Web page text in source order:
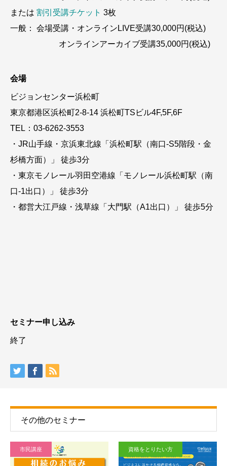
または 割引受講チケット 3枚
一般： 会場受講・オンラインLIVE受講30,000円(税込)
オンラインアーカイブ受講35,000円(税込)
会場
ビジョンセンター浜松町
東京都港区浜松町2-8-14 浜松町TSビル4F,5F,6F
TEL：03-6262-3553
・JR山手線・京浜東北線「浜松町駅（南口-S5階段・金
杉橋方面）」 徒歩3分
・東京モノレール羽田空港線「モノレール浜松町駅（南
口-1出口）」 徒歩3分
・都営大江戸線・浅草線「大門駅（A1出口）」 徒歩5分
セミナー申し込み
終了
その他のセミナー
市民講座 資格をとりたい方